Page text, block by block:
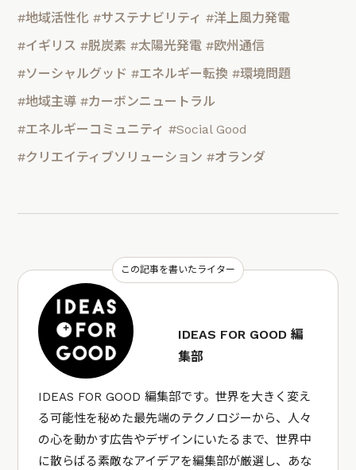
#地域活性化 #サステナビリティ #洋上風力発電
#イギリス #脱炭素 #太陽光発電 #欧州通信
#ソーシャルグッド #エネルギー転換 #環境問題
#地域主導 #カーボンニュートラル
#エネルギーコミュニティ #Social Good
#クリエイティブソリューション #オランダ
この記事を書いたライター
IDEAS FOR GOOD 編
集部
IDEAS FOR GOOD 編集部です。世界を大きく変え
る可能性を秘めた最先端のテクノロジーから、人々
の心を動かす広告やデザインにいたるまで、世界中
に散らばる素敵なアイデアを編集部が厳選し、あな